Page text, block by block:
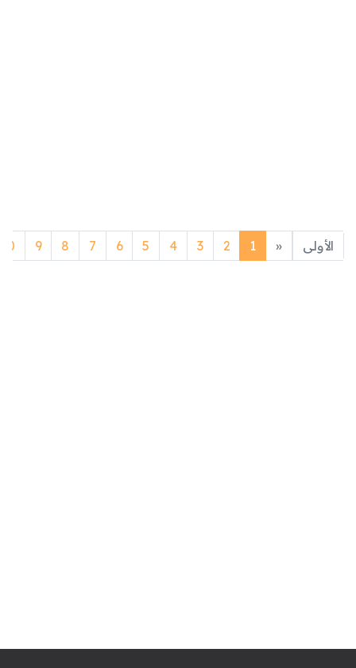
الأولى «
Previous
1
2
3
4
5
6
7
8
9
10